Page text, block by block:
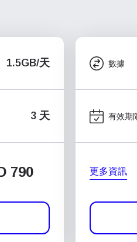
1.5GB/天
3 天
790
數據
有效期
更多資訊